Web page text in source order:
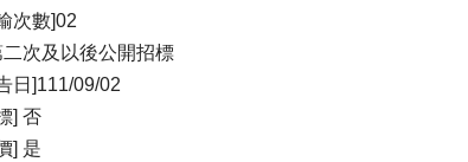
次數]02
二次及以後公開招標
日]111/09/02
] 否
] 是